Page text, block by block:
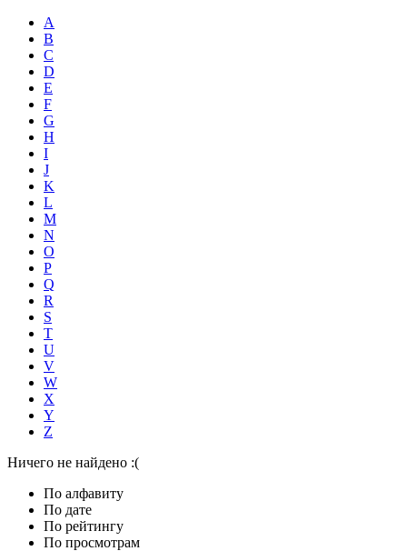
A
B
C
D
E
F
G
H
I
J
K
L
M
N
O
P
Q
R
S
T
U
V
W
X
Y
Z
Ничего не найдено :(
По алфавиту
По дате
По рейтингу
По просмотрам